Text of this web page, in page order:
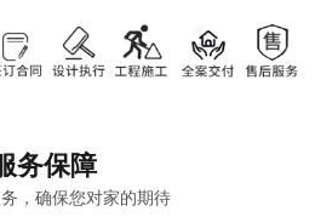
务保障
，确保您对家的期待